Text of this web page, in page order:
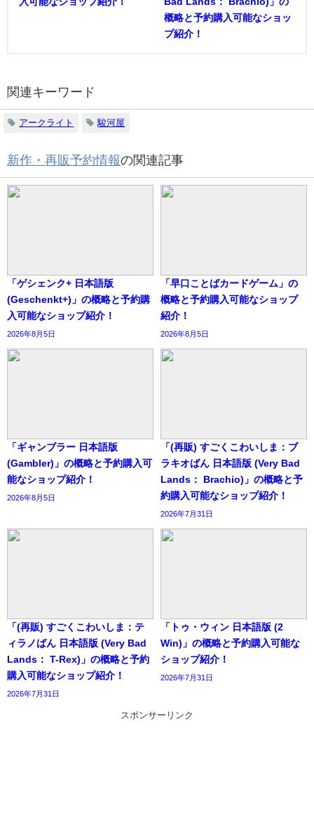
概略と予約購入可能なショッ
プ紹介！
関連キーワード
アークライト 駿河屋
新作・再販予約情報の関連記事
「ゲシェンク+ 日本語版
(Geschenkt+)」の概略と予約購
入可能なショップ紹介！
2026年8月5日
「早口ことばカードゲーム」の
概略と予約購入可能なショップ
紹介！
2026年8月5日
「ギャンブラー 日本語版
(Gambler)」の概略と予約購入可
能なショップ紹介！
2026年8月5日
「(再販) すごくこわいしま：ブ
ラキオばん 日本語版 (Very Bad
Lands： Brachio)」の概略と予
約購入可能なショップ紹介！
2026年7月31日
「(再販) すごくこわいしま：テ
ィラノばん 日本語版 (Very Bad
Lands： T-Rex)」の概略と予約
購入可能なショップ紹介！
2026年7月31日
「トゥ・ウィン 日本語版 (2
Win)」の概略と予約購入可能な
ショップ紹介！
2026年7月31日
スポンサーリンク